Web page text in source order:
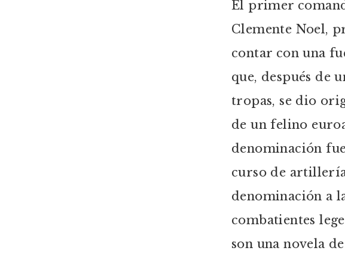
El primer
Clemente Noel,
contar con una
que, después de
tropas, se dio
de un felino
denominación
curso de
denominación a
combatientes
son una novela